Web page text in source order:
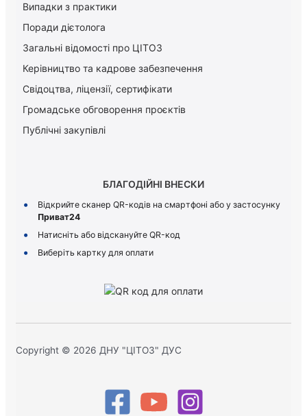
Випадки з практики
Поради дієтолога
Загальні відомості про ЦІТОЗ
Керiвництво та кадрове забезпечення
Свідоцтва, ліцензії, сертифікати
Громадське обговорення проєктів
Публічні закупівлі
БЛАГОДІЙНІ ВНЕСКИ
Відкрийте сканер QR-кодів на смартфоні або у застосунку
Приват24
Натисніть або відскануйте QR-код
Виберіть картку для оплати
Copyright © 2026 ДНУ "ЦІТОЗ" ДУС